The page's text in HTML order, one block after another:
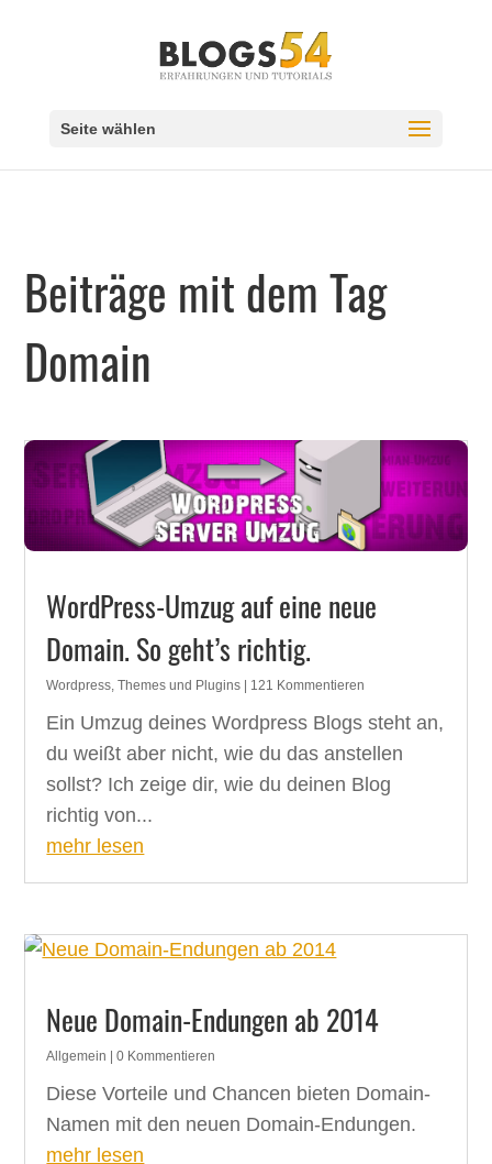
Seite wählen
Beiträge mit dem Tag
Domain
WordPress-Umzug auf eine neue
Domain. So geht’s richtig.
Wordpress, Themes und Plugins | 121 Kommentieren
Ein Umzug deines Wordpress Blogs steht an,
du weißt aber nicht, wie du das anstellen
sollst? Ich zeige dir, wie du deinen Blog
richtig von...
mehr lesen
Neue Domain-Endungen ab 2014
Allgemein | 0 Kommentieren
Diese Vorteile und Chancen bieten Domain-
Namen mit den neuen Domain-Endungen.
mehr lesen